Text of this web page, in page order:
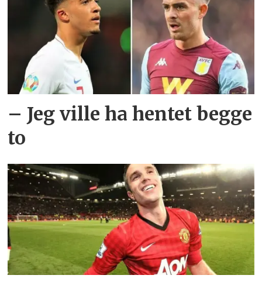
– Jeg ville ha hentet begge
to